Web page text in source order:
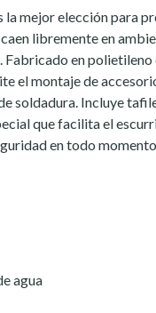
la mejor elección para
libremente en
Fabricado en polietileno
el montaje de
soldadura. Incluye
que facilita el
en todo
agua